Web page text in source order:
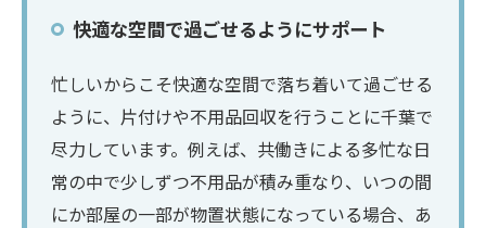
快適な空間で過ごせるようにサポート
忙しいからこそ快適な空間で落ち着いて過ごせる
ように、片付けや不用品回収を行うことに千葉で
尽力しています。例えば、共働きによる多忙な日
常の中で少しずつ不用品が積み重なり、いつの間
にか部屋の一部が物置状態になっている場合、あ